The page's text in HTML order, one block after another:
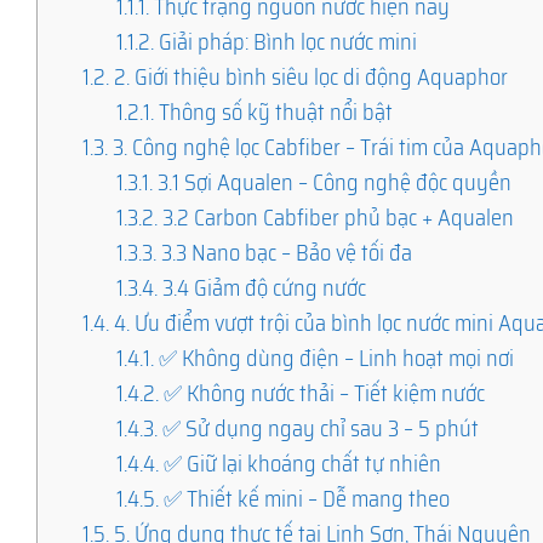
1.1.2.Giải pháp: Bình lọc nước mini
1.2.2. Giới thiệu bình siêu lọc di động Aquaphor
1.2.1.Thông số kỹ thuật nổi bật
1.3.3. Công nghệ lọc Cabfiber – Trái tim của
1.3.1.3.1 Sợi Aqualen – Công nghệ độc quyền
1.3.2.3.2 Carbon Cabfiber phủ bạc + Aqualen
1.3.3.3.3 Nano bạc – Bảo vệ tối đa
1.3.4.3.4 Giảm độ cứng nước
1.4.4. Ưu điểm vượt trội của bình lọc nước mini
1.4.1.✅ Không dùng điện – Linh hoạt mọi nơi
1.4.2.✅ Không nước thải – Tiết kiệm nước
1.4.3.✅ Sử dụng ngay chỉ sau 3 – 5 phút
1.4.4.✅ Giữ lại khoáng chất tự nhiên
1.4.5.✅ Thiết kế mini – Dễ mang theo
1.5.5. Ứng dụng thực tế tại Linh Sơn, Thái Nguyên